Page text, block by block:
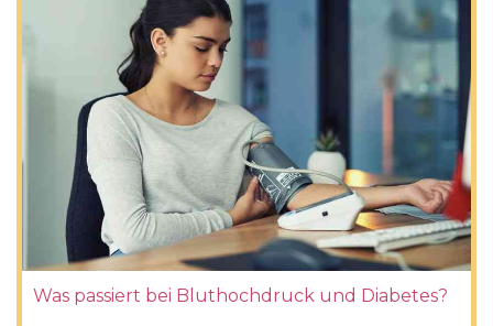
Was passiert bei Bluthochdruck und Diabetes?